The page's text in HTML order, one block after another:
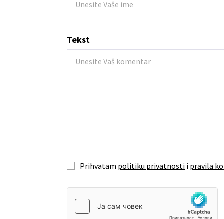
Tekst
Prihvatam politiku privatnosti i pravila